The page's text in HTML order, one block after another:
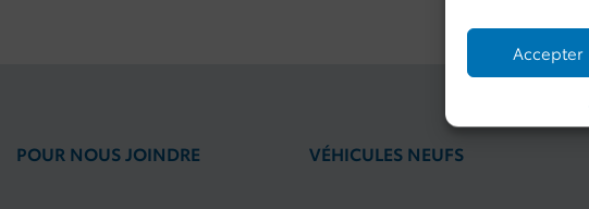
Accepter
POUR NOUS JOINDRE VÉHICULES NEUFS